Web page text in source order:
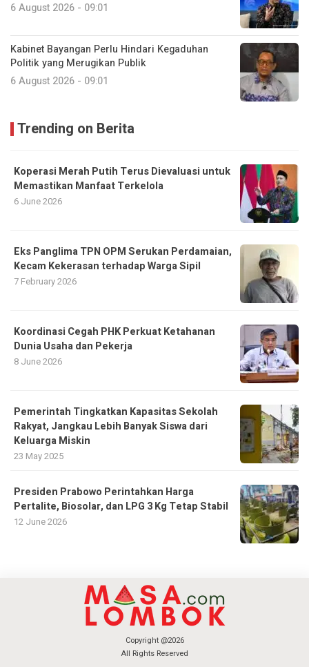
6 August 2026 - 09:01
Kabinet Bayangan Perlu Hindari Kegaduhan
Politik yang Merugikan Publik
6 August 2026 - 09:01
Trending on Berita
Koperasi Merah Putih Terus Dievaluasi untuk
Memastikan Manfaat Terkelola
6 June 2026
Eks Panglima TPN OPM Serukan Perdamaian,
Kecam Kekerasan terhadap Warga Sipil
7 February 2026
Koordinasi Cegah PHK Perkuat Ketahanan
Dunia Usaha dan Pekerja
8 June 2026
Pemerintah Tingkatkan Kapasitas Sekolah
Rakyat, Jangkau Lebih Banyak Siswa dari
Keluarga Miskin
23 May 2025
Presiden Prabowo Perintahkan Harga
Pertalite, Biosolar, dan LPG 3 Kg Tetap Stabil
12 June 2026
Copyright @2026
All Rights Reserved